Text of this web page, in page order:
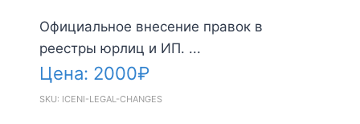
Официальное внесение правок в
реестры юрлиц и ИП. ...
Цена: 2000₽
SKU: ICENI-LEGAL-CHANGES